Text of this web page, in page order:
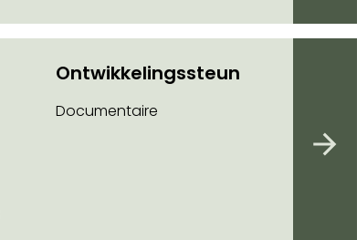
Ontwikkelingssteun
Documentaire